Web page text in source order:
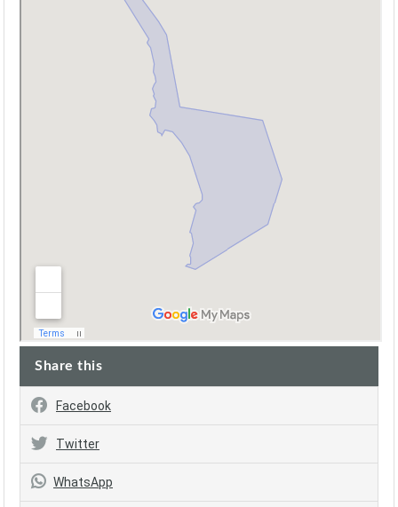
Share this
Facebook
Twitter
WhatsApp